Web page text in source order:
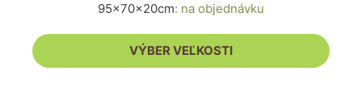
95x70x20cm: na objednávku
VÝBER VEĽKOSTI
môžete
vybrať